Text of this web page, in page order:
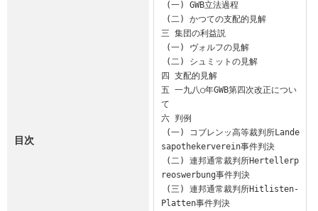
目次
三 集団の利益説
四 支配的見解
五 一九八○年GWB第四次改正につい
て
六 判例
sapothekerverein事件判決
reoswerbung事件判決
Platten事件判決